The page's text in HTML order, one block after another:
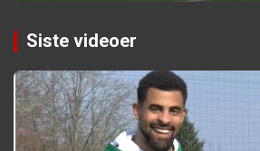
Siste videoer